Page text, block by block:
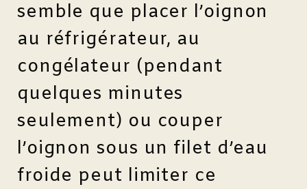
semble que placer l’oignon
au réfrigérateur, au
congélateur (pendant
quelques minutes
seulement) ou couper
l’oignon sous un filet d’eau
froide peut limiter ce